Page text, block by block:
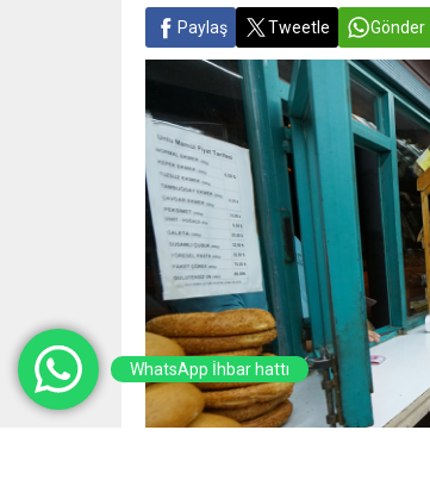
Paylaş Tweetle Gönder
WhatsApp İhbar hattı